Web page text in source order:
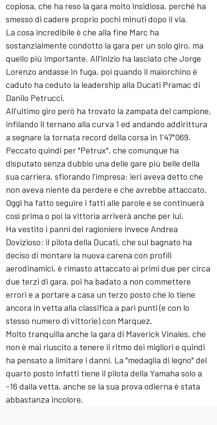
copiosa, che ha reso la gara molto insidiosa, perché ha
smesso di cadere proprio pochi minuti dopo il via.
La cosa incredibile è che alla fine Marc ha
sostanzialmente condotto la gara per un solo giro, ma
quello più importante. All'inizio ha lasciato che Jorge
Lorenzo andasse in fuga, poi quando il maiorchino è
caduto ha ceduto la leadership alla Ducati Pramac di
Danilo Petrucci.
All'ultimo giro però ha trovato la zampata del campione,
infilando il ternano alla curva 1 ed andando addirittura
a segnare la tornata record della corsa in 1'47"069.
Peccato quindi per "Petrux", che comunque ha
disputato senza dubbio una delle gare più belle della
sua carriera, sfiorando l'impresa: ieri aveva detto che
non aveva niente da perdere e che avrebbe attaccato.
Oggi ha fatto seguire i fatti alle parole e se continuerà
così prima o poi la vittoria arriverà anche per lui.
Ha vestito i panni del ragioniere invece Andrea
Dovizioso: il pilota della Ducati, che sul bagnato ha
deciso di montare la nuova carena con profili
aerodinamici, è rimasto attaccato ai primi due per circa
due terzi di gara, poi ha badato a non commettere
errori e a portare a casa un terzo posto che lo tiene
ancora in vetta alla classifica a pari punti (e con lo
stesso numero di vittorie) con Marquez.
Molto tranquilla anche la gara di Maverick Vinales, che
non è mai riuscito a tenere il ritmo dei migliori e quindi
ha pensato a limitare i danni. La "medaglia di legno" del
quarto posto infatti tiene il pilota della Yamaha solo a
-16 dalla vetta, anche se la sua prova odierna è stata
abbastanza incolore.